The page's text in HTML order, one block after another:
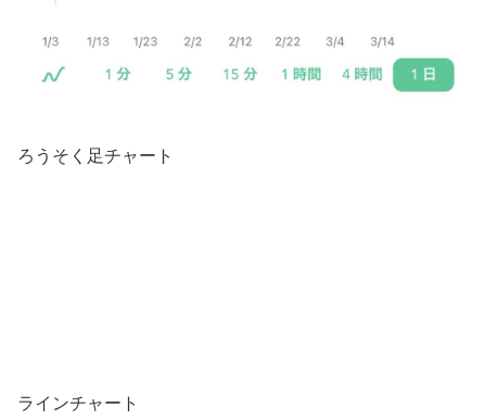
ろうそく足チャート
ラインチャート